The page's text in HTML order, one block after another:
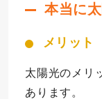
本当に
メリット
太陽光のメリ
あります。